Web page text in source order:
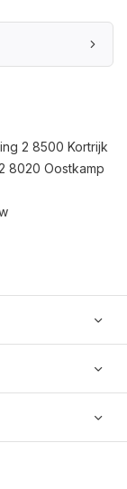
2 8500 Kortrijk
8020 Oostkamp